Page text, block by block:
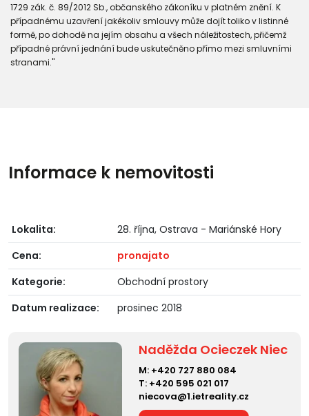
1729 zák. č. 89/2012 Sb., občanského zákoníku v platném znění. K
případnému uzavření jakékoliv smlouvy může dojít toliko v listinné
formě, po dohodě na jejím obsahu a všech náležitostech, přičemž
případné právní jednání bude uskutečněno přímo mezi smluvními
stranami."
Informace k nemovitosti
Lokalita:
28. října, Ostrava - Mariánské Hory
Cena:
pronajato
Kategorie:
Obchodní prostory
Datum realizace:
prosinec 2018
Naděžda Ocieczek Niec
M: +420 727 880 084
T: +420 595 021 017
niecova@1.ietreality.cz